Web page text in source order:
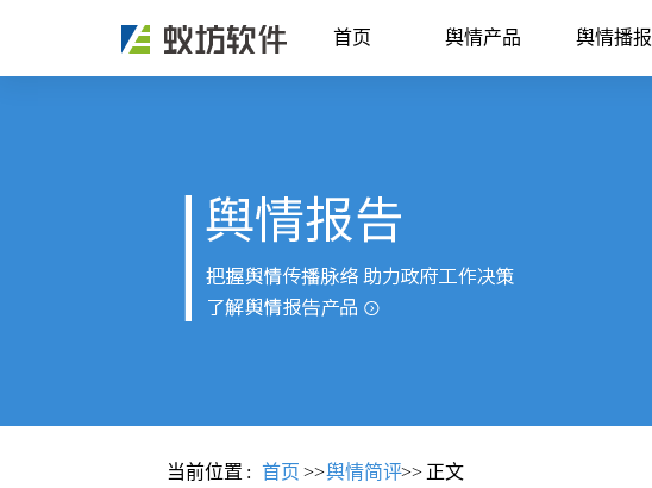
首页 舆情产品 舆情播报
当前位置 : 首页 >>舆情简评>> 正文